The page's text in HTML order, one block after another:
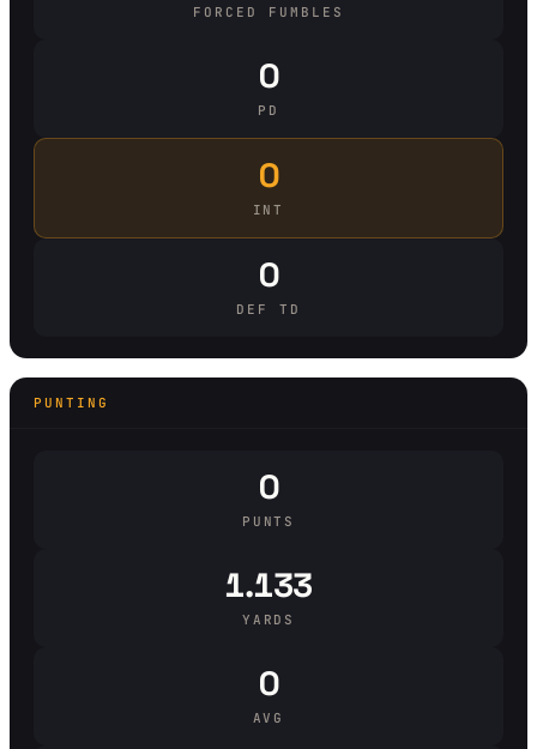
FORCED FUMBLES
0
PD
0
INT
0
DEF TD
PUNTING
0
PUNTS
1.133
YARDS
0
AVG